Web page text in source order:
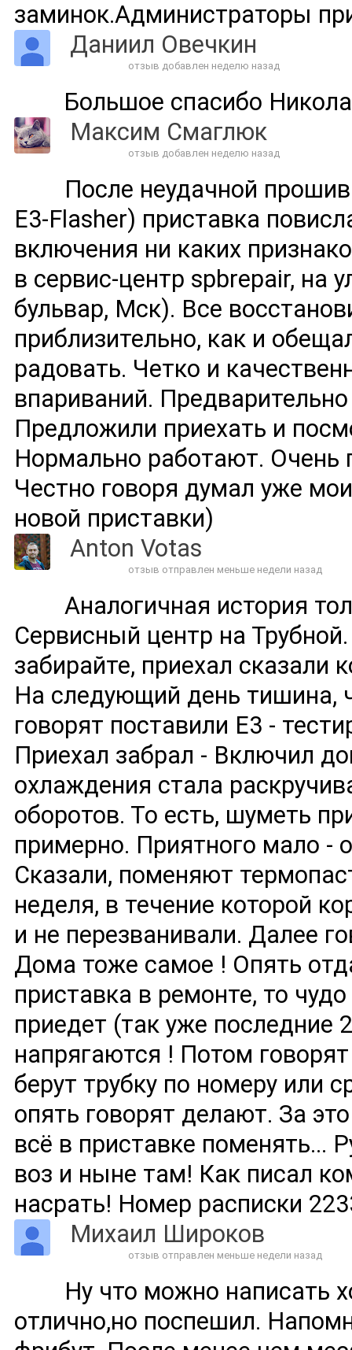
заминок.Администраторы
Даниил Овечкин
отзыв добавлен неделю назад
Большое спасибо
Максим Смаглюк
отзыв добавлен неделю назад
После неудачной
E3-Flasher) приставка
включения ни каких
в сервис-центр spbrepair, на
бульвар, Мск). Все
приблизительно, как и
радовать. Четко и
впариваний.
Предложили приехать и
Нормально работают. Очень
Честно говоря думал уже
новой приставки)
Anton Votas
отзыв отправлен меньше недели назад
Аналогичная история
Сервисный центр на
забирайте, приехал сказали
На следующий день тишина,
говорят поставили E3 -
Приехал забрал - Включил
охлаждения стала
оборотов. То есть, шуметь
примерно. Приятного мало -
Сказали, поменяют
неделя, в течение которой
и не перезванивали. Далее
Дома тоже самое ! Опять
приставка в ремонте, то
приедет (так уже последние
напрягаются ! Потом
берут трубку по номеру или
опять говорят делают. За
всё в приставке поменять...
воз и ныне там! Как писал
насрать! Номер расписки
Михаил Широков
отзыв отправлен меньше недели назад
Ну что можно написать
отлично,но поспешил.